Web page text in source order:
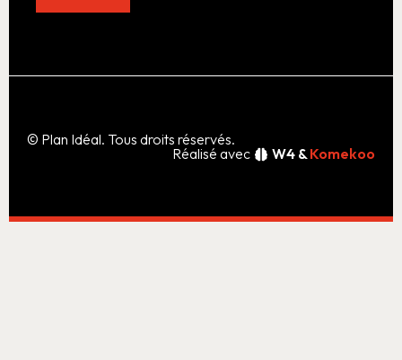
© Plan Idéal. Tous droits réservés.
Réalisé avec
W4 &Komekoo